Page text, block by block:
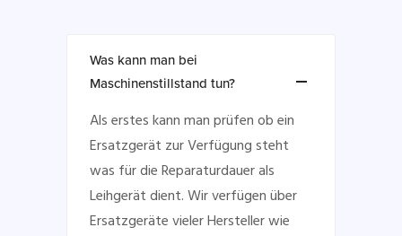
Was kann man bei
Maschinenstillstand tun?
Als erstes kann man prüfen ob ein
Ersatzgerät zur Verfügung steht
was für die Reparaturdauer als
Leihgerät dient. Wir verfügen über
Ersatzgeräte vieler Hersteller wie